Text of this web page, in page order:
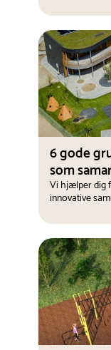
6 gode
som
Vi hjælper dig
innovative